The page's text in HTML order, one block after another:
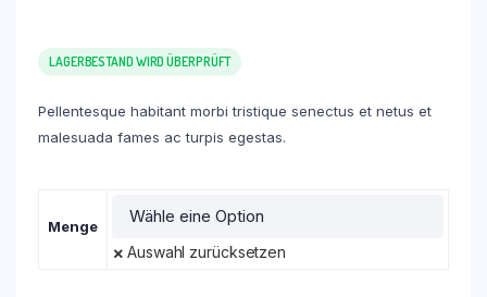
LAGERBESTAND WIRD ÜBERPRÜFT
Pellentesque habitant morbi tristique senectus et netus et
malesuada fames ac turpis egestas.
Menge
Auswahl zurücksetzen